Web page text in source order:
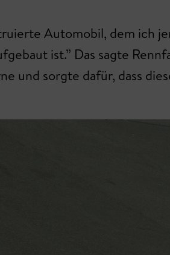
Automobil, dem ich
ist.” Das sagte
und sorgte dafür, dass